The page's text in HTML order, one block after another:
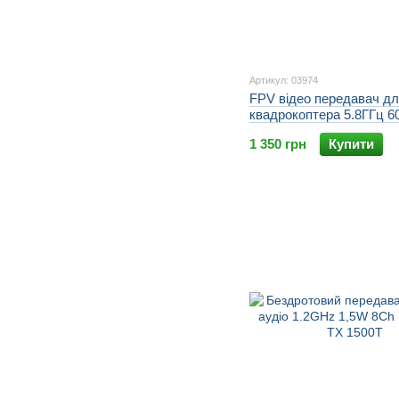
Артикул: 03974
FPV відео передавач
квадрокоптера 5.8ГГц
48Ch відео та аудіо
TS832
1 350 грн Купити